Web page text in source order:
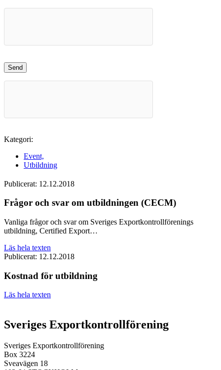
Kategori:
Event,
Utbildning
Publicerat: 12.12.2018
Frågor och svar om utbildningen (CECM)
Vanliga frågor och svar om Sveriges Exportkontrollförenings
utbildning, Certified Export…
Läs hela texten
Publicerat: 12.12.2018
Kostnad för utbildning
Läs hela texten
Sveriges Exportkontrollförening
Sveriges Exportkontrollförening
Box 3224
Sveavägen 18